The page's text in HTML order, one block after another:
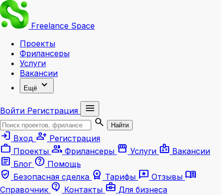
Freelance Space
Проекты
Фрилансеры
Услуги
Вакансии
Ещё expand_more
Войти Регистрация
menu
search
Найти
login Вход person_add Регистрация
work Проекты group Фрилансеры storefront Услуги badge Вакансии
article Блог help Помощь
verified_user Безопасная сделка workspace_premium Тарифы reviews Отзывы menu_book
Справочник contact_support Контакты business_center Для бизнеса